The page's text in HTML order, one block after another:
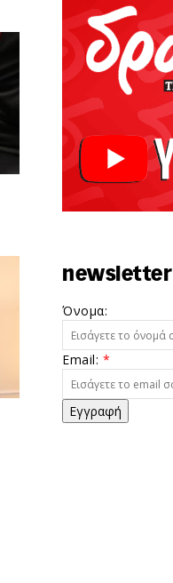
newsletter
Όνομα:
Email: *
Εγγραφή